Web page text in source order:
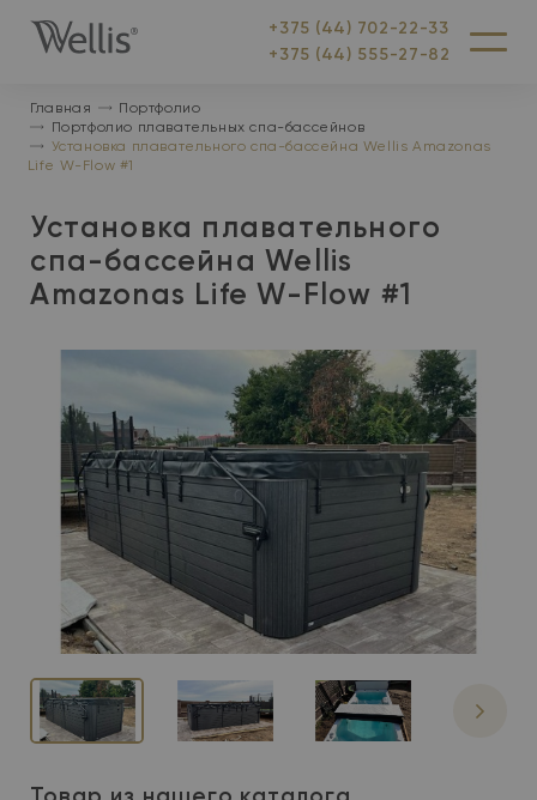
На
+375 (44) 702-22-33
+375 (44) 555-27-82
Меню
Главная
Портфолио
Портфолио плавательных спа-бассейнов
Установка плавательного спа-бассейна Wellis Amazonas
Life W-Flow #1
Установка плавательного
спа-бассейна Wellis
Amazonas Life W-Flow #1